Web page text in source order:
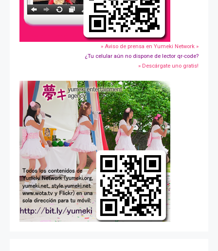
» Aviso de prensa en Yumeki Network »
¿Tu celular aún no dispone de lector qr-code?
» Descárgate uno gratis!